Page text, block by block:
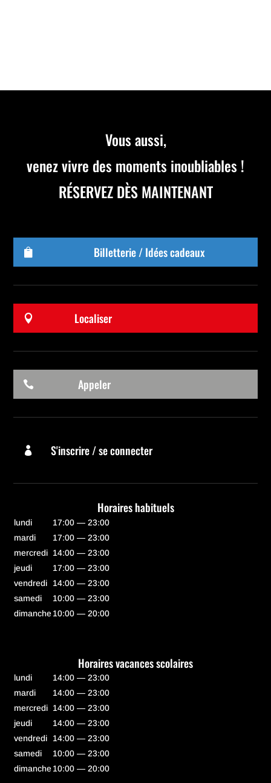
Vous aussi,
venez vivre des moments inoubliables !
RÉSERVEZ DÈS MAINTENANT
 Billetterie / Idées cadeaux
 Localiser
 Appeler
 S'inscrire / se connecter
Horaires habituels
lundi
17:00 — 23:00
mardi
17:00 — 23:00
mercredi 14:00 — 23:00
jeudi
17:00 — 23:00
vendredi
14:00 — 23:00
samedi
10:00 — 23:00
dimanche10:00 — 20:00
Horaires vacances scolaires
lundi
14:00 — 23:00
mardi
14:00 — 23:00
mercredi 14:00 — 23:00
jeudi
14:00 — 23:00
vendredi
14:00 — 23:00
samedi
10:00 — 23:00
dimanche10:00 — 20:00